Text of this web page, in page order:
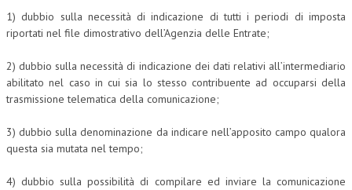
ARCHIVIO CORSI 2015
BROCHURE CE.S.E.D.
LA RIVISTA
COMITATO SCIENTIFICO
1) dubbio sulla necessità di indicazione di tutti i periodi di imposta
riportati nel file dimostrativo dell’Agenzia delle Entrate;
2) dubbio sulla necessità di indicazione dei dati relativi all’intermediario
abilitato nel caso in cui sia lo stesso contribuente ad occuparsi della
trasmissione telematica della comunicazione;
3) dubbio sulla denominazione da indicare nell’apposito campo qualora
questa sia mutata nel tempo;
4) dubbio sulla possibilità di compilare ed inviare la comunicazione